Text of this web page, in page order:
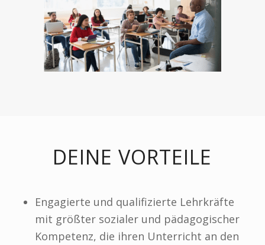
DEINE VORTEILE
Engagierte und qualifizierte Lehrkräfte
mit größter sozialer und pädagogischer
Kompetenz, die ihren Unterricht an den